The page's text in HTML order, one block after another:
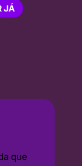
JÁ
que